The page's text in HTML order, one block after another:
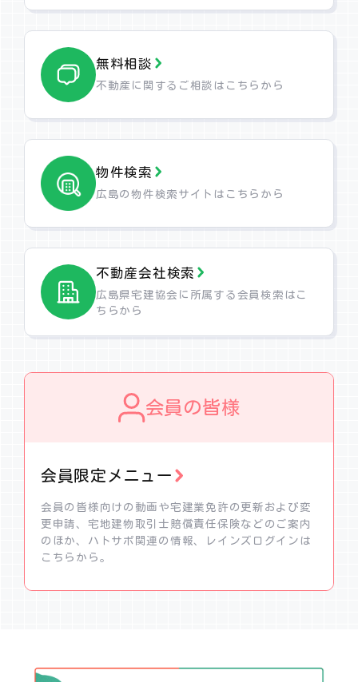
無料相談
不動産に関するご相談は こちらから
物件検索
広島の物件検索サイトは こちらから
不動産会社検索
広島県宅建協会に所属する 会員検索はこ
ちらから
会員の皆様
会員限定メニュー
会員の皆様向けの動画や宅建業免許の更新および変
更申請、宅地建物取引士賠償責任保険などのご案内
のほか、ハトサポ関連の情報、レインズログインは
こちらから。